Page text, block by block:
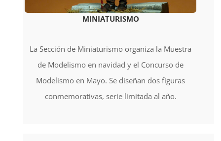
MINIATURISMO
La Sección de Miniaturismo organiza la Muestra
de Modelismo en navidad y el Concurso de
Modelismo en Mayo. Se diseñan dos figuras
conmemorativas, serie limitada al año.